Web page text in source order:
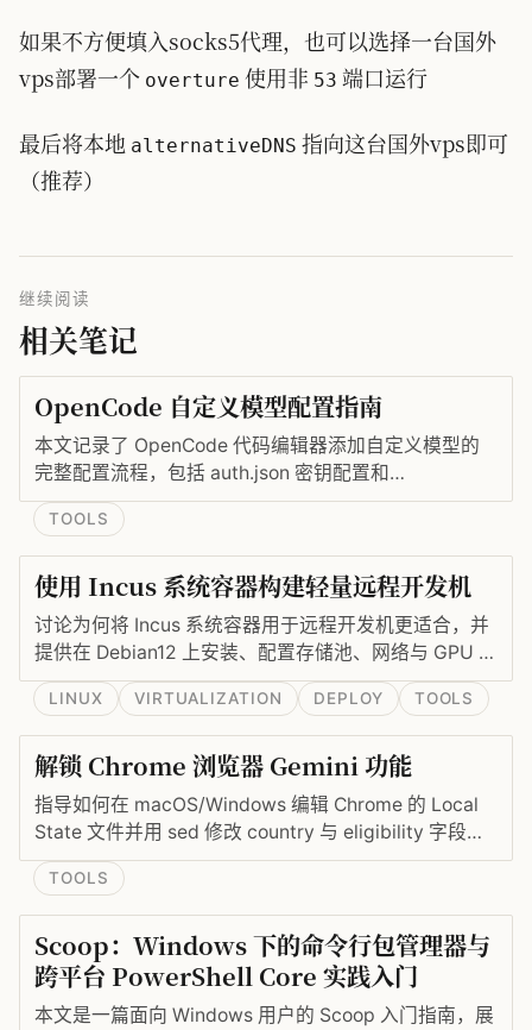
如果不方便填入socks5代理，也可以选择一台国外
vps部署一个 overture 使用非 53 端口运行
最后将本地 alternativeDNS 指向这台国外vps即可
（推荐）
继续阅读
相关笔记
OpenCode 自定义模型配置指南
本文记录了 OpenCode 代码编辑器添加自定义模型的
完整配置流程，包括 auth.json 密钥配置和
opencode.json 模型配置文件的编写，帮助 CLI 用户快
速接入所需的 AI 模型。
TOOLS
使用 Incus 系统容器构建轻量远程开发机
讨论为何将 Incus 系统容器用于远程开发机更适合，并
提供在 Debian12 上安装、配置存储池、网络与 GPU 支
持的实操命令。
LINUX VIRTUALIZATION DEPLOY TOOLS
解锁 Chrome 浏览器 Gemini 功能
指导如何在 macOS/Windows 编辑 Chrome 的 Local
State 文件并用 sed 修改 country 与 eligibility 字段，
以解锁 Gemini 功能（需美区账号与美区 IP）。
TOOLS
Scoop：Windows 下的命令行包管理器与
跨平台 PowerShell Core 实践入门
本文是一篇面向 Windows 用户的 Scoop 入门指南，展